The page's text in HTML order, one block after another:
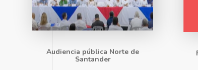
Audiencia pública Norte de
Santander